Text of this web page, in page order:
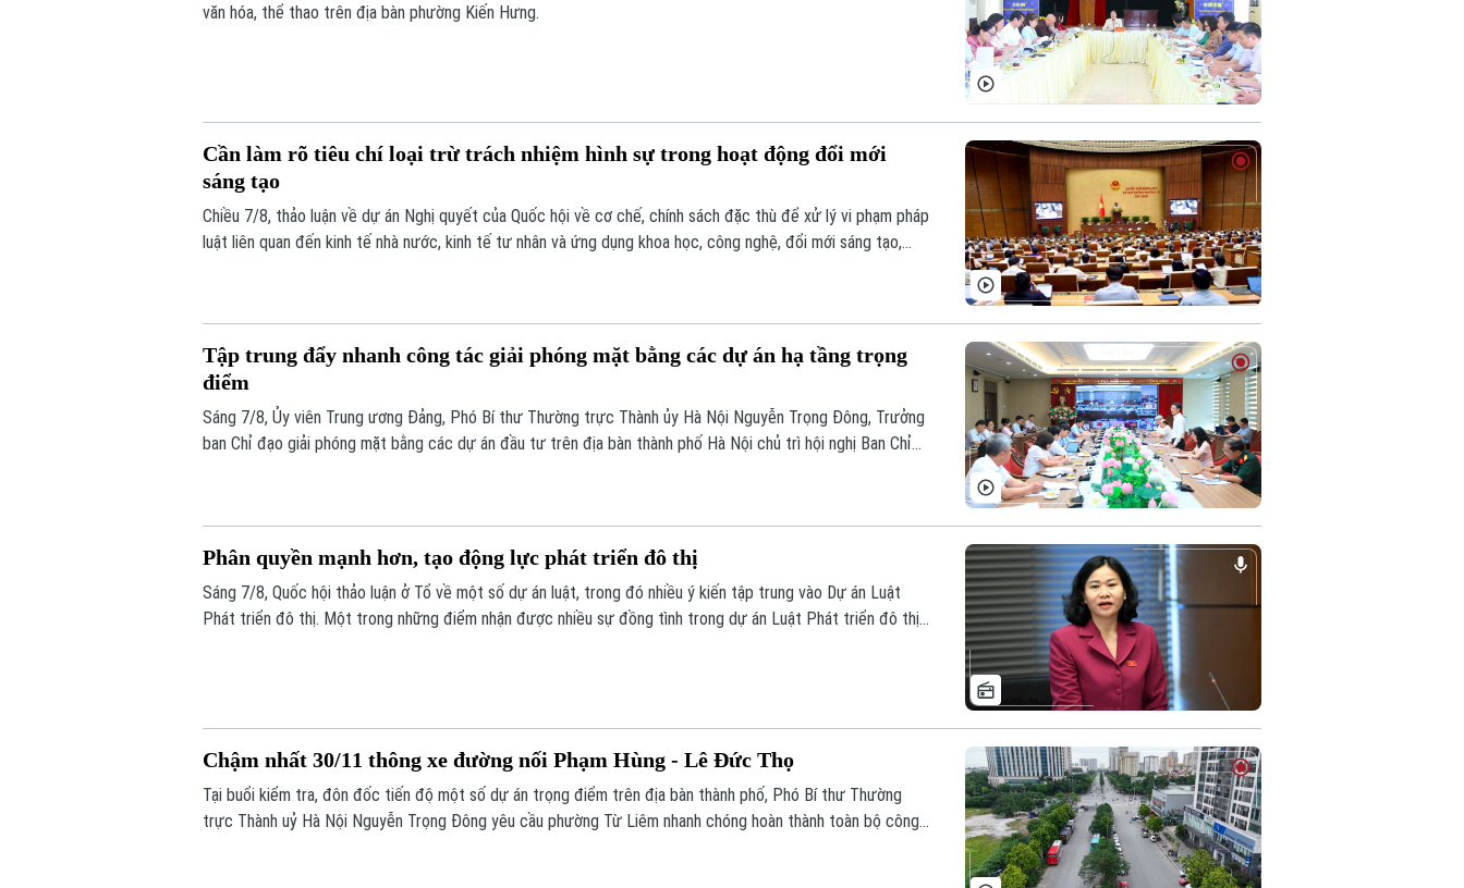
văn hóa, thể thao trên địa bàn phường Kiến Hưng.
Cần làm rõ tiêu chí loại trừ trách nhiệm hình sự trong hoạt động đổi mới
sáng tạo
Chiều 7/8, thảo luận về dự án Nghị quyết của Quốc hội về cơ chế, chính sách đặc thù để xử lý vi phạm pháp
luật liên quan đến kinh tế nhà nước, kinh tế tư nhân và ứng dụng khoa học, công nghệ, đổi mới sáng tạo,
Tập trung đẩy nhanh công tác giải phóng mặt bằng các dự án hạ tầng trọng
điểm
Sáng 7/8, Ủy viên Trung ương Đảng, Phó Bí thư Thường trực Thành ủy Hà Nội Nguyễn Trọng Đông, Trưởng
ban Chỉ đạo giải phóng mặt bằng các dự án đầu tư trên địa bàn thành phố Hà Nội chủ trì hội nghị Ban Chỉ
Phân quyền mạnh hơn, tạo động lực phát triển đô thị
Sáng 7/8, Quốc hội thảo luận ở Tổ về một số dự án luật, trong đó nhiều ý kiến tập trung vào Dự án Luật
Phát triển đô thị. Một trong những điểm nhận được nhiều sự đồng tình trong dự án Luật Phát triển đô thị
Chậm nhất 30/11 thông xe đường nối Phạm Hùng - Lê Đức Thọ
Tại buổi kiểm tra, đôn đốc tiến độ một số dự án trọng điểm trên địa bàn thành phố, Phó Bí thư Thường
trực Thành uỷ Hà Nội Nguyễn Trọng Đông yêu cầu phường Từ Liêm nhanh chóng hoàn thành toàn bộ công